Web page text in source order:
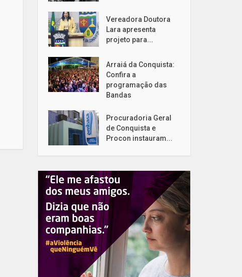
Vereadora Doutora
Lara apresenta
projeto para...
Arraiá da Conquista:
Confira a
programação das
Bandas
Procuradoria Geral
de Conquista e
Procon instauram...